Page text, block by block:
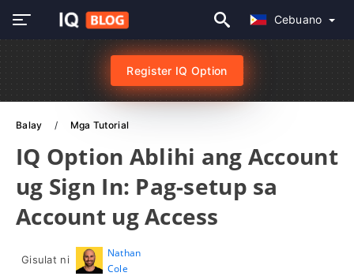
Cebuano
Register IQ Option
Balay Mga Tutorial
IQ Option Ablihi ang Account
ug Sign In: Pag-setup sa
Account ug Access
Gisulat ni
Nathan
Cole